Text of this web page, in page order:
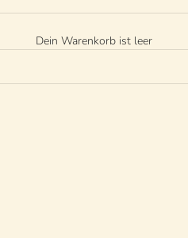
Dein Warenkorb ist leer